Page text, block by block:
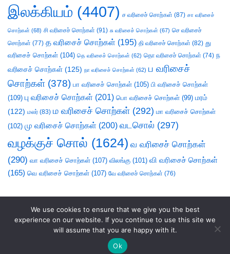
இலக்கியம் (4407) ச வரிசைச் சொற்கள் (87) சா வரிசைச்
சொற்கள் (68) சி வரிசைச் சொற்கள் (91) சு வரிசைச் சொற்கள் (67) செ வரிசைச்
சொற்கள் (77) த வரிசைச் சொற்கள் (195) தி வரிசைச் சொற்கள் (82) து
வரிசைச் சொற்கள் (104) தெ வரிசைச் சொற்கள் (62) தொ வரிசைச் சொற்கள் (74) ந
வரிசைச் சொற்கள் (125) நா வரிசைச் சொற்கள் (62) ப வரிசைச்
சொற்கள் (378) பா வரிசைச் சொற்கள் (105) பி வரிசைச் சொற்கள்
(109) பு வரிசைச் சொற்கள் (201) பொ வரிசைச் சொற்கள் (99) மரம்
(122) மலர் (83) ம வரிசைச் சொற்கள் (292) மா வரிசைச் சொற்கள்
(102) மு வரிசைச் சொற்கள் (200) வடசொல் (297)
வழக்குச் சொல் (1624) வ வரிசைச் சொற்கள்
(290) வா வரிசைச் சொற்கள் (107) விலங்கு (101) வி வரிசைச் சொற்கள்
(165) வெ வரிசைச் சொற்கள் (107) வே வரிசைச் சொற்கள் (76)
சொலல்வல்லன்|நல்லாயன்
We use cookies to ensure that we give you the best
experience on our website. If you continue to use this site we
will assume that you are happy with it.
Ok